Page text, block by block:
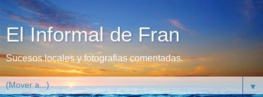
El Informal de Fran
Sucesos locales y fotografias comentadas.
▼